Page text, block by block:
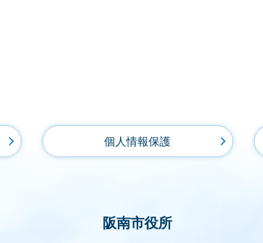
個人情報保護
阪南市役所